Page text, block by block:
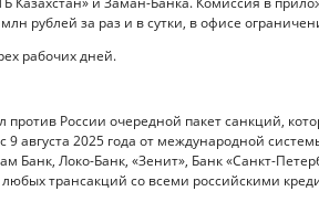
рублей за раз и в сутки, в офисе
рабочих дней.
России очередной пакет санкций,
августа 2025 года от международной
Банк, Локо-Банк, «Зенит», Банк «Санкт-
трансакций со всеми российскими